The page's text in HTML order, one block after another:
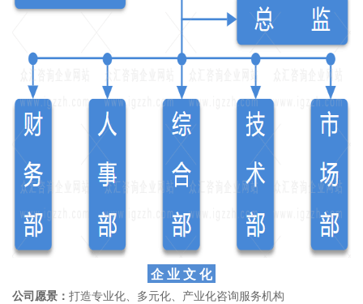
企 业 文 化
公司愿景： 打造专业化、多元化、产业化咨询服务机构